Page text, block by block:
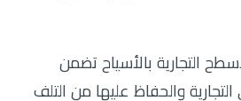
التجارية بالأسياح تضمن
التجارية والحفاظ عليها من التلف